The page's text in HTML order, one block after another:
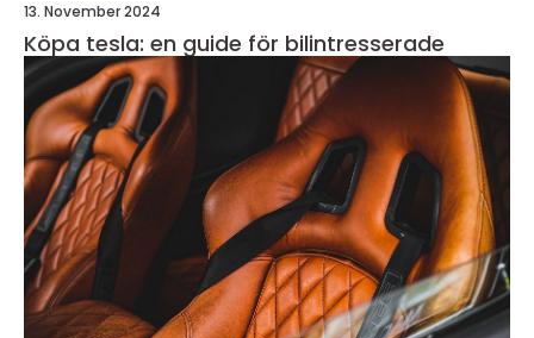
13. November 2024
Köpa tesla: en guide för bilintresserade